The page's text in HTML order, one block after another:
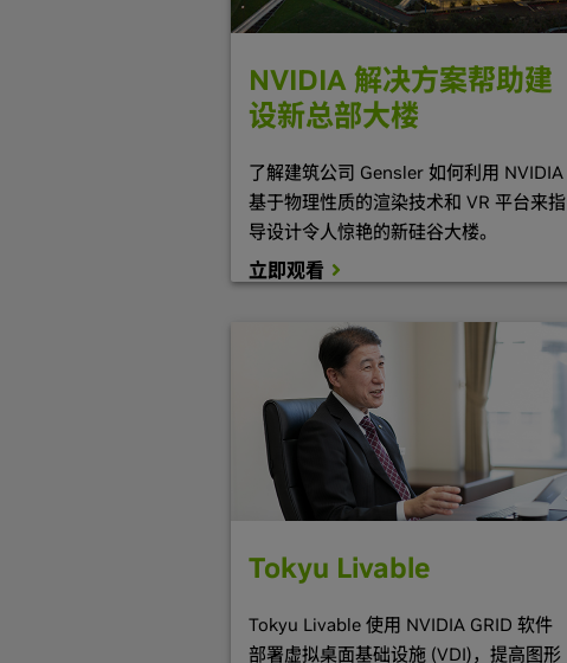
NVIDIA 解决方案帮助建
设新总部大楼
了解建筑公司 Gensler 如何利用 NVIDIA
基于物理性质的渲染技术和 VR 平台来指
导设计令人惊艳的新硅谷大楼。
立即观看
Tokyu Livable
Tokyu Livable 使用 NVIDIA GRID 软件
部署虚拟桌面基础设施 (VDI)，提高图形